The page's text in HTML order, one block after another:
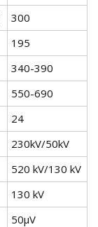
300
195
340-390
550-690
24
230kV/50kV
520 kV/130 kV
130 kV
50μV